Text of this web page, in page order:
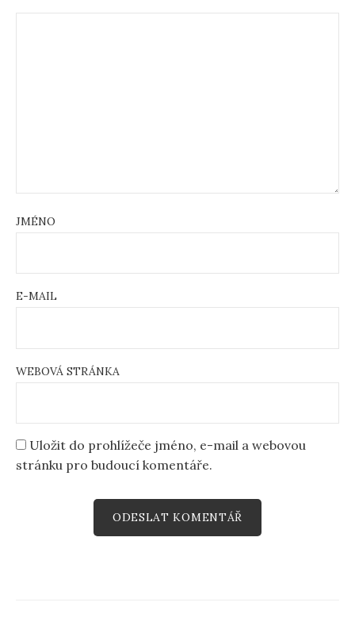
JMÉNO
E-MAIL
WEBOVÁ STRÁNKA
Uložit do prohlížeče jméno, e-mail a webovou
stránku pro budoucí komentáře.